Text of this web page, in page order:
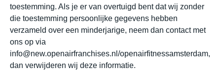
toestemming. Als je er van overtuigd bent dat wij zonder
die toestemming persoonlijke gegevens hebben
verzameld over een minderjarige, neem dan contact met
ons op via
info@new.openairfranchises.nl/openairfitnessamsterdam,
dan verwijderen wij deze informatie.